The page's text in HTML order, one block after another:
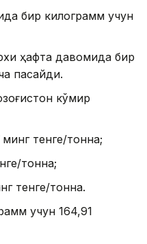
бир килограмм учун
ҳафта давомида бир
пасайди.
кўмир
тенге/тонна;
тонна;
тенге/тонна.
учун 164,91